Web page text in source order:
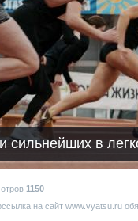
в
1150
на сайт www.vyatsu.ru